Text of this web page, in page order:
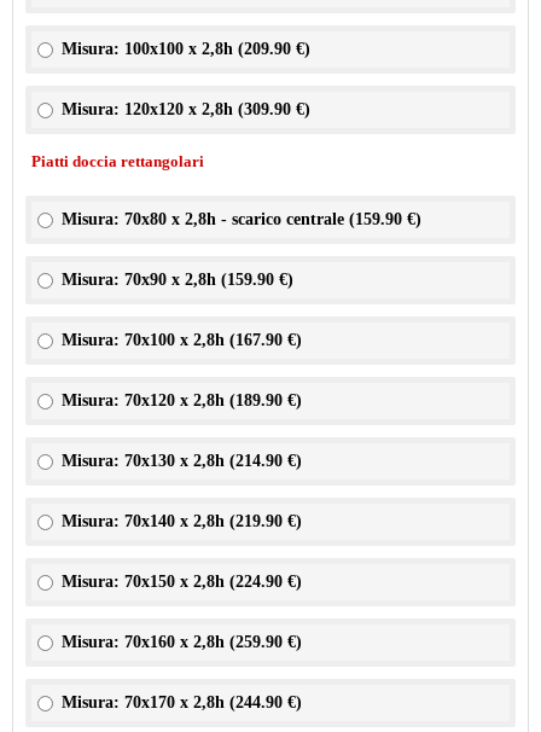
Misura: 100x100 x 2,8h (209.90 €)
Misura: 120x120 x 2,8h (309.90 €)
Piatti doccia rettangolari
Misura: 70x80 x 2,8h - scarico centrale (159.90 €)
Misura: 70x90 x 2,8h (159.90 €)
Misura: 70x100 x 2,8h (167.90 €)
Misura: 70x120 x 2,8h (189.90 €)
Misura: 70x130 x 2,8h (214.90 €)
Misura: 70x140 x 2,8h (219.90 €)
Misura: 70x150 x 2,8h (224.90 €)
Misura: 70x160 x 2,8h (259.90 €)
Misura: 70x170 x 2,8h (244.90 €)